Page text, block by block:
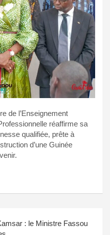
de l’Enseignement
réaffirme sa
qualifiée, prête à
d’une Guinée
: le Ministre Fassou